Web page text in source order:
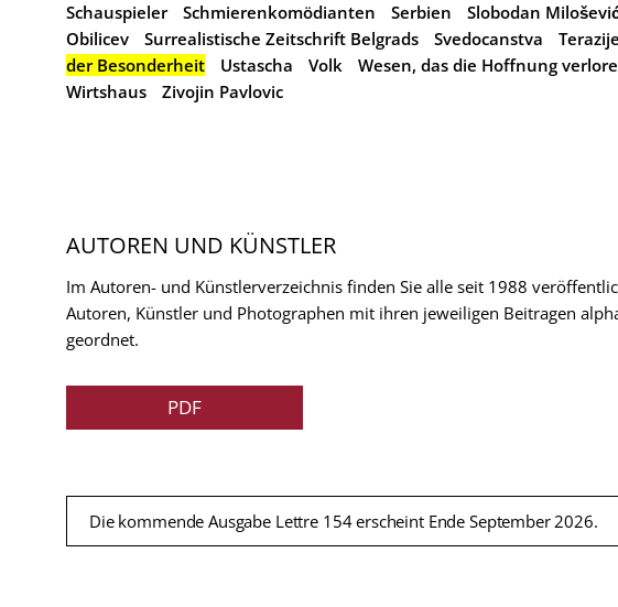
Schauspieler
Schmierenkomödianten Serbien Slobodan
Obilicev
Surrealistische Zeitschrift Belgrads Svedocanstva
der Besonderheit
Ustascha Volk
Wesen, das die Hoffnung
Wirtshaus
Zivojin Pavlovic
AUTOREN UND KÜNSTLER
Im Autoren- und Künstlerverzeichnis finden Sie alle seit 1988
Autoren, Künstler und Photographen mit ihren jeweiligen Beitragen
geordnet.
PDF
Die kommende Ausgabe Lettre 154 erscheint Ende September 2026.